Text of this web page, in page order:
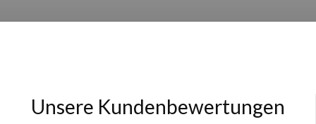
Unsere Kundenbewertungen